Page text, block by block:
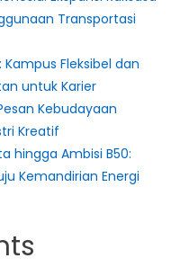
Transportasi
Fleksibel dan
untuk Karier
Kebudayaan
Kreatif
hingga Ambisi B50:
Kemandirian Energi